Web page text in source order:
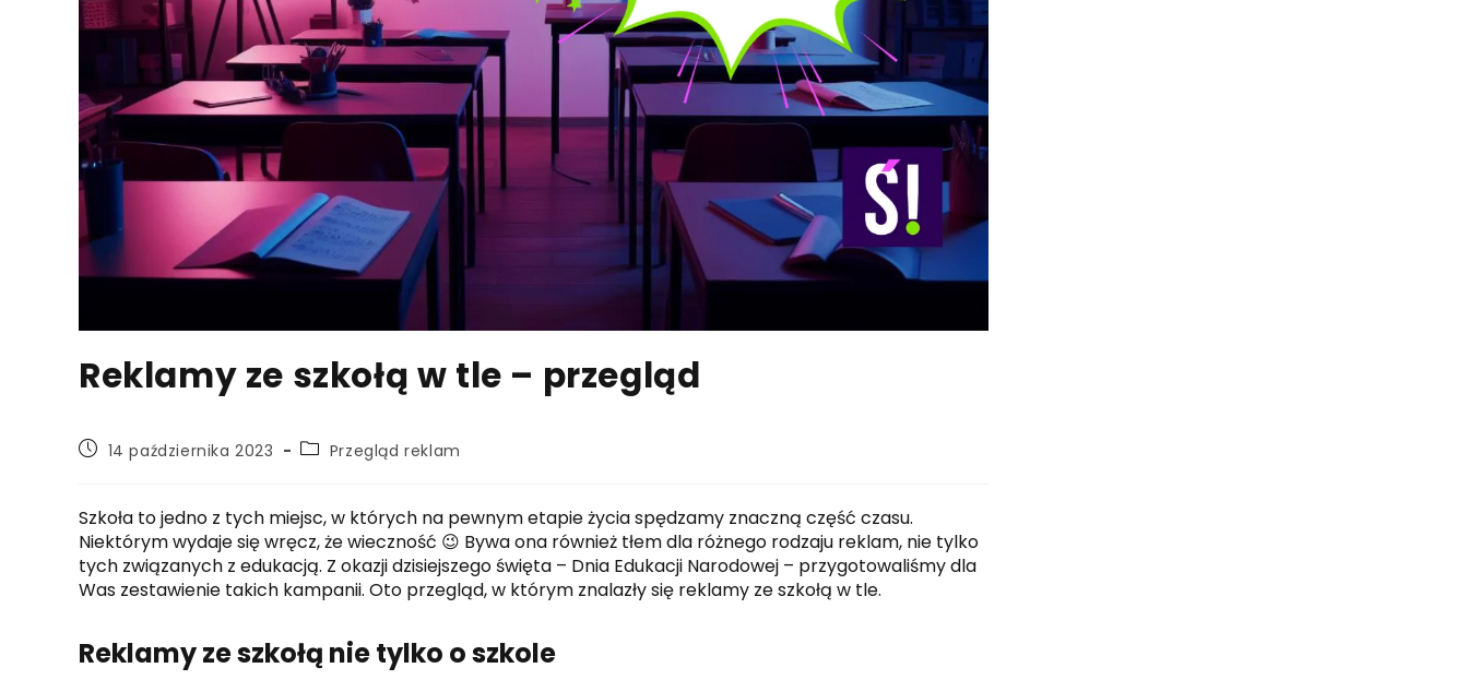
Reklamy ze szkołą w tle – przegląd
Post
published:
14 października 2023
Post
category:
Przegląd reklam
Szkoła to jedno z tych miejsc, w których na pewnym etapie życia spędzamy znaczną część czasu.
Niektórym wydaje się wręcz, że wieczność 😉 Bywa ona również tłem dla różnego rodzaju reklam, nie tylko
tych związanych z edukacją. Z okazji dzisiejszego święta – Dnia Edukacji Narodowej – przygotowaliśmy dla
Was zestawienie takich kampanii. Oto przegląd, w którym znalazły się reklamy ze szkołą w tle.
Reklamy ze szkołą nie tylko o szkole